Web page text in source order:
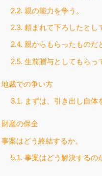
2.2. 親の能力を争う。
2.3. 頼まれて下ろしたとし
2.4. 親からもらったものだ
2.5. 生前贈与としてもらっ
地裁での争い方
3.1. まずは、引き出し自体
財産の保全
事案はどう終結するか。
5.1. 事案はどう解決するの